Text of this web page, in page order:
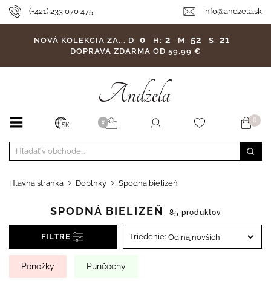
(+421) 233 070 475 info@andzela.sk
NOVÁ KOLEKCIA ZA... D: 0 H: 2 M: 52 S: 19
DOPRAVA ZDARMA OD 59,99 €
SK X 0
Hlavná stránka Doplnky Spodná bielizeň
SPODNÁ BIELIZEŇ 85 produktov
FILTRE Triedenie:
Ponožky Punčochy